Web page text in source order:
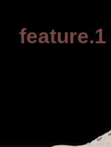
feature.1